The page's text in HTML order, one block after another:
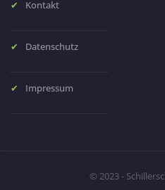
Kontakt
Datenschutz
Impressum
© 2023 -